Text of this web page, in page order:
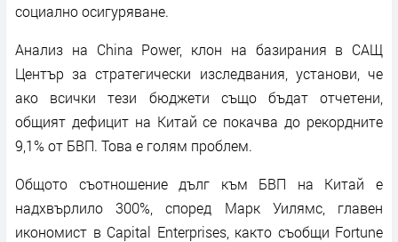
социално осигуряване.
Анализ на China Power, клон на базирания в САЩ
Център за стратегически изследвания, установи, че
ако всички тези бюджети също бъдат отчетени,
общият дефицит на Китай се покачва до рекордните
9,1% от БВП. Това е голям проблем.
Общото съотношение дълг към БВП на Китай е
надхвърлило 300%, според Марк Уилямс, главен
икономист в Capital Enterprises, както съобщи Fortune